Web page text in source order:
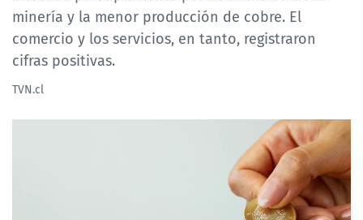
PROGRAMAS
TELESERIES
NTV
minería y la menor producción de cobre. El
comercio y los servicios, en tanto, registraron
cifras positivas.
TVN.cl